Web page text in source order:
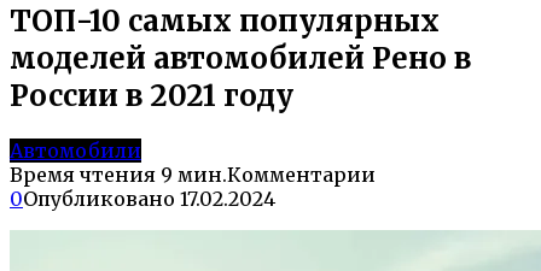
ТОП-10 самых популярных
моделей автомобилей Рено в
России в 2021 году
Автомобили
Время чтения 9 мин.Комментарии
0Опубликовано 17.02.2024